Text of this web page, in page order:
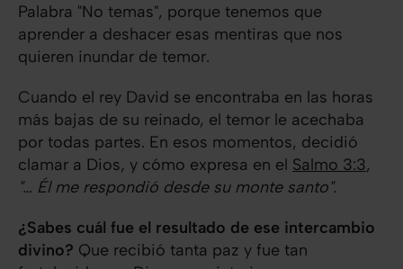
Palabra "No temas", porque tenemos que
aprender a deshacer esas mentiras que nos
quieren inundar de temor.
Cuando el rey David se encontraba en las horas
más bajas de su reinado, el temor le acechaba
por todas partes. En esos momentos, decidió
clamar a Dios, y cómo expresa en el Salmo 3:3,
"… Él me respondió desde su monte santo".
¿Sabes cuál fue el resultado de ese intercambio
divino? Que recibió tanta paz y fue tan